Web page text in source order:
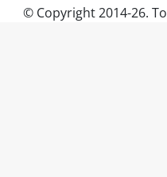
© Copyright 2014-26.